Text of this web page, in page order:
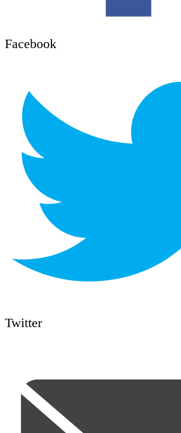
Facebook
Twitter